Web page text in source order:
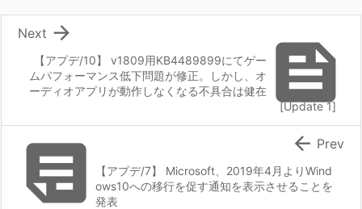

【アプデ/10】 v1809用KB4489899にてゲー
ムパフォーマンス低下問題が修正。しかし、オ
ーディオアプリが動作しなくなる不具合は健在
[Update 1]

Next
 【アプデ/7】 Microsoft、2019年4月よりWind
ows10への移行を促す通知を表示させることを
発表
 Prev